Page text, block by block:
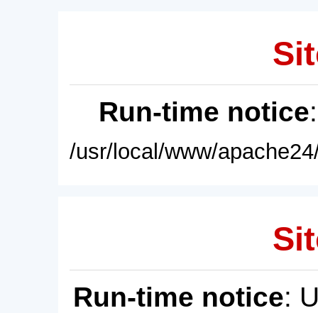
Run-time notice
/usr/local/www/
Run-time notice: